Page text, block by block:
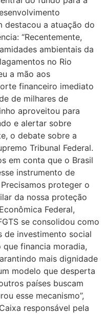
destacou a atuação do
“Recentemente,
ambientais da
no Rio
a mão aos
financeiro imediato
de milhares de
aproveitou para
e alertar sobre
o debate sobre a
Tribunal Federal.
em conta que o Brasil
instrumento de
proteger o
da nossa proteção
Federal,
se consolidou como
de investimento social
que financia moradia,
mais dignidade
modelo que desperta
países buscam
esse mecanismo”,
responsável pela